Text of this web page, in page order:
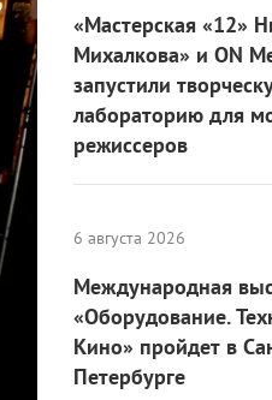
«Мастерская «12»
Михалкова» и ON
запустили
лабораторию для
режиссеров
6 августа 2026
Международная
«Оборудование.
Кино» пройдет в
Петербурге